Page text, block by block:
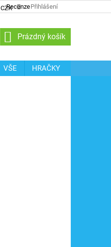
Recenze
CZK Přihlášení
NÁKUPNÍ
KOŠÍK
Prázdný košík
VŠE
HRAČKY